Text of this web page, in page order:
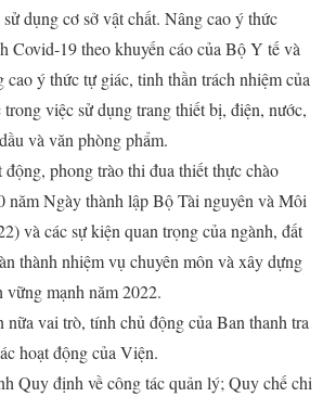
dụng cơ sở vật chất. Nâng cao ý thức
Covid-19 theo khuyến cáo của Bộ Y tế và
ý thức tự giác, tinh thần trách nhiệm của
việc sử dụng trang thiết bị, điện, nước,
và văn phòng phẩm.
động, phong trào thi đua thiết thực chào
năm Ngày thành lập Bộ Tài nguyên và Môi
và các sự kiện quan trọng của ngành, đất
thành nhiệm vụ chuyên môn và xây dựng
vững mạnh năm 2022.
nữa vai trò, tính chủ động của Ban thanh tra
hoạt động của Viện.
Quy định về công tác quản lý; Quy chế chi